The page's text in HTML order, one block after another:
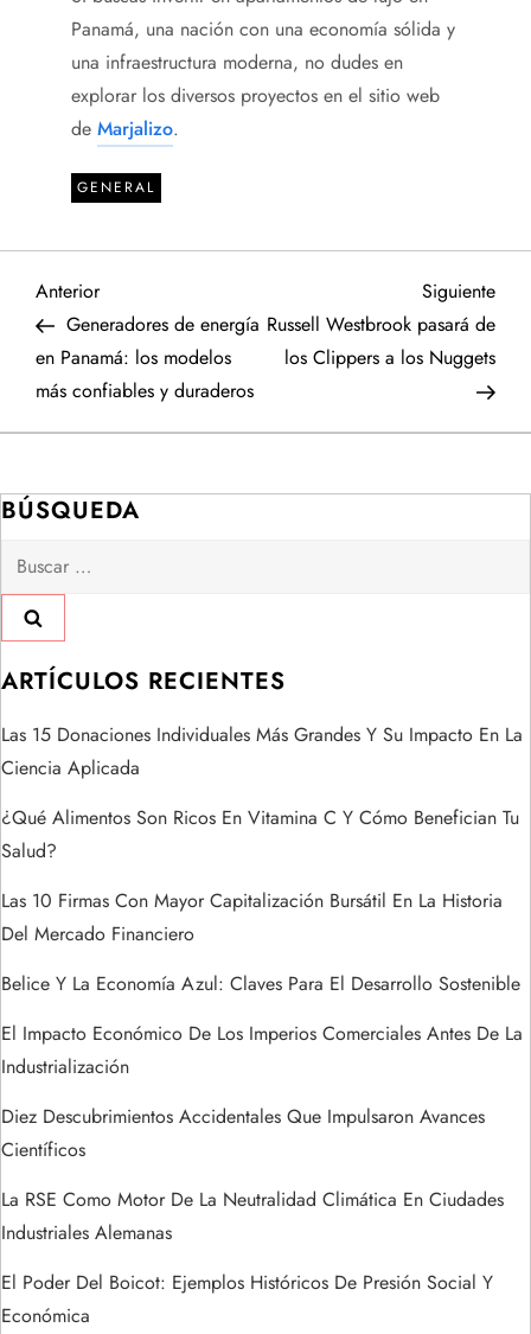
Panamá, una nación con una economía sólida y
una infraestructura moderna, no dudes en
explorar los diversos proyectos en el sitio web
de Marjalizo.
GENERAL
N
a
v
g
a
c
i
ó
n
d
e
e
n
t
r
a
d
a
Entrada
anterior
Anterior
Generadores de energía
en Panamá: los modelos
más confiables y duraderos
Siguiente
Russell Westbrook pasará de
los Clippers a los Nuggets
BÚSQUEDA
Buscar:
ARTÍCULOS RECIENTES
Las 15 Donaciones Individuales Más Grandes Y Su Impacto En La
Ciencia Aplicada
¿Qué Alimentos Son Ricos En Vitamina C Y Cómo Benefician Tu
Salud?
Las 10 Firmas Con Mayor Capitalización Bursátil En La Historia
Del Mercado Financiero
Belice Y La Economía Azul: Claves Para El Desarrollo Sostenible
El Impacto Económico De Los Imperios Comerciales Antes De La
Industrialización
Diez Descubrimientos Accidentales Que Impulsaron Avances
Científicos
La RSE Como Motor De La Neutralidad Climática En Ciudades
Industriales Alemanas
El Poder Del Boicot: Ejemplos Históricos De Presión Social Y
Económica